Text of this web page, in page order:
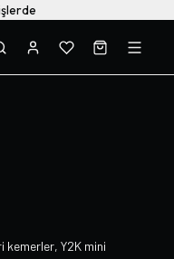
Y2K mini